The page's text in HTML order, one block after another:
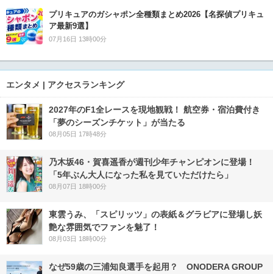
プリキュアのガシャポン全種類まとめ2026【名探偵プリキュ
ア最新9選】
07月16日 13時00分
エンタメ | アクセスランキング
2027年のF1全レースを現地観戦！ 航空券・宿泊費付き
「夢のシーズンチケット」が当たる
08月05日 17時48分
乃木坂46・賀喜遥香が週刊少年チャンピオンに登場！
「5年ぶん大人になった私を見ていただけたら」
08月07日 18時00分
東雲うみ、「スピリッツ」の表紙＆グラビアに登場し妖
艶な雰囲気でファンを魅了！
08月03日 18時00分
なぜ59歳の三浦知良選手を起用？ ONODERA GROUP